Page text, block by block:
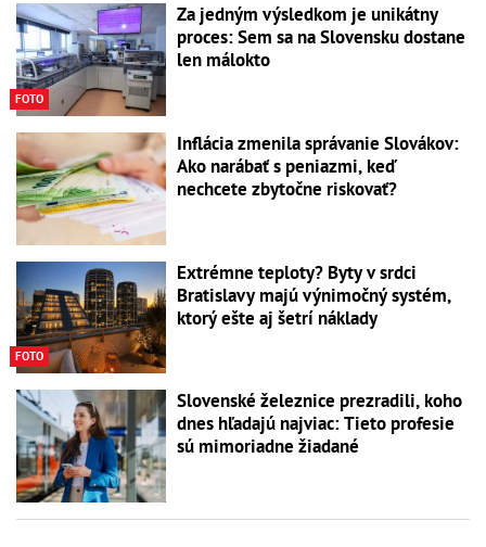
FOTO
Za jedným výsledkom je unikátny
proces: Sem sa na Slovensku dostane
len málokto
Inflácia zmenila správanie Slovákov:
Ako narábať s peniazmi, keď
nechcete zbytočne riskovať?
FOTO
Extrémne teploty? Byty v srdci
Bratislavy majú výnimočný systém,
ktorý ešte aj šetrí náklady
Slovenské železnice prezradili, koho
dnes hľadajú najviac: Tieto profesie
sú mimoriadne žiadané